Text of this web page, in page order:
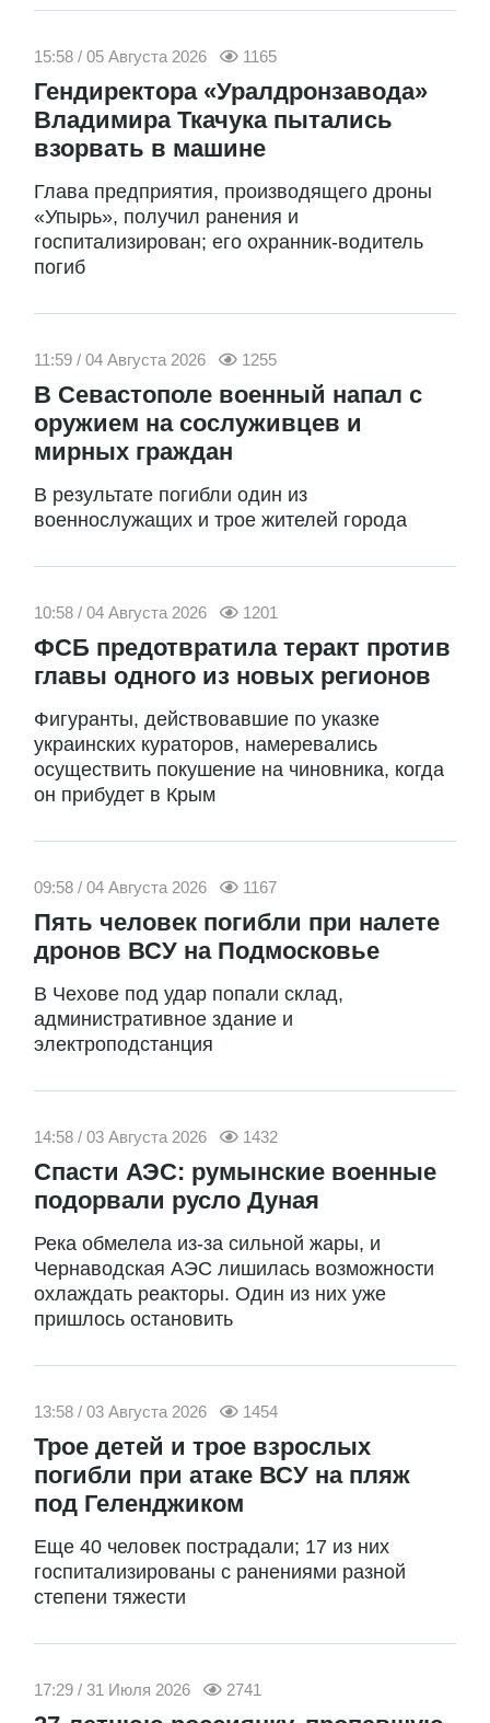
15:58 / 05 Августа 2026 1165
Гендиректора «Уралдронзавода»
Владимира Ткачука пытались
взорвать в машине
Глава предприятия, производящего дроны
«Упырь», получил ранения и
госпитализирован; его охранник-водитель
погиб
11:59 / 04 Августа 2026 1255
В Севастополе военный напал с
оружием на сослуживцев и
мирных граждан
В результате погибли один из
военнослужащих и трое жителей города
10:58 / 04 Августа 2026 1201
ФСБ предотвратила теракт против
главы одного из новых регионов
Фигуранты, действовавшие по указке
украинских кураторов, намеревались
осуществить покушение на чиновника, когда
он прибудет в Крым
09:58 / 04 Августа 2026 1167
Пять человек погибли при налете
дронов ВСУ на Подмосковье
В Чехове под удар попали склад,
административное здание и
электроподстанция
14:58 / 03 Августа 2026 1432
Спасти АЭС: румынские военные
подорвали русло Дуная
Река обмелела из-за сильной жары, и
Чернаводская АЭС лишилась возможности
охлаждать реакторы. Один из них уже
пришлось остановить
13:58 / 03 Августа 2026 1454
Трое детей и трое взрослых
погибли при атаке ВСУ на пляж
под Геленджиком
Еще 40 человек пострадали; 17 из них
госпитализированы с ранениями разной
степени тяжести
17:29 / 31 Июля 2026 2741